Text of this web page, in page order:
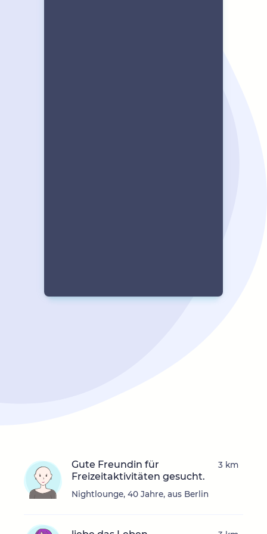
Gute Freundin für
Freizeitaktivitäten gesucht.
Nightlounge, 40 Jahre, aus Berlin
3 km